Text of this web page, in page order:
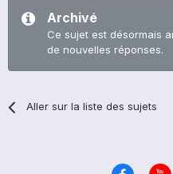
Archivé
Ce sujet est désormais
de nouvelles réponses.
Aller sur la liste des sujets